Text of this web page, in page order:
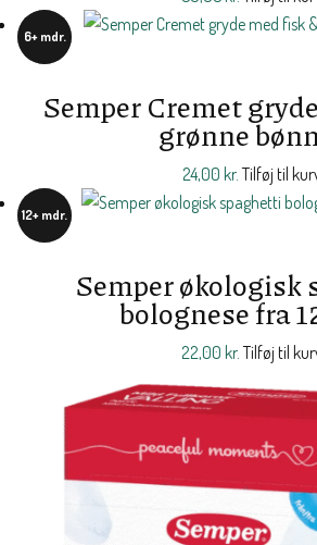
6+ mdr.
Semper Cremet
grønne
24,00 kr. Tilføj til
12+ mdr.
Semper økologisk
bolognese fra
22,00 kr. Tilføj til